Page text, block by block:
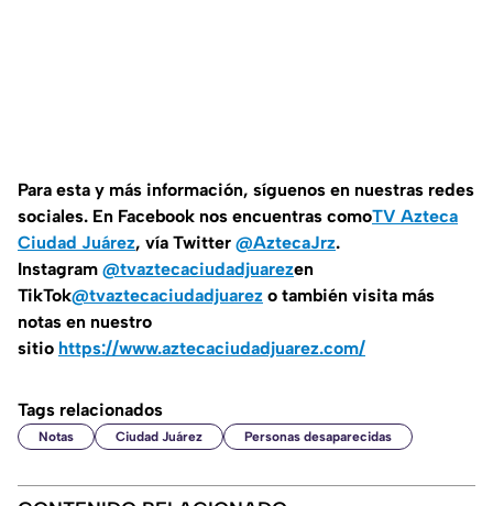
Para esta y más información, síguenos en nuestras redes
sociales. En Facebook nos encuentras comoTV Azteca
Ciudad Juárez, vía Twitter @AztecaJrz.
Instagram @tvaztecaciudadjuarezen
TikTok@tvaztecaciudadjuarez o también visita más
notas en nuestro
sitio https://www.aztecaciudadjuarez.com/
Tags relacionados
Notas Ciudad Juárez Personas desaparecidas